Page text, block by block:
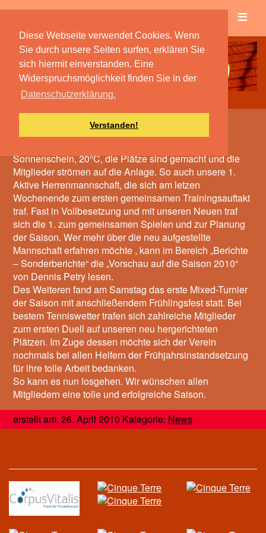
Diese Webseite verwendet Cookies. Wenn
Sie durch unsere Seiten surfen, erklären Sie
sich hiermit einverstanden. Eine
Widerspruchsmöglichkeit finden Sie in der
Datenschutzerklärung.
Verstanden!
≡
Vorschau auf die Saison
Sonnenschein, 20°C, die Plätze sind gemacht und die
Mitglieder strömen auf die Anlage. So auch unsere 1.
Aktive Herrenmannschaft, die sich am letzen
Wochenende zum ersten gemeinsamen Trainingsauftakt
traf. Fast in Vollbesetzung und mit unseren Neuen traf
sich die 1. zum gemeinsamen Spielen und zur Planung
der Saison. Wer mehr über die neu aufgestellte
Mannschaft erfahren möchte , kann im Bereich „Berichte
– Sonderberichte“ die „Vorschau auf die Saison 2010“
von Dennis Petry lesen.
Des Weiteren fand am Samstag das erste Mixed-Turnier
der Saison mit anschließendem Frühlingsfest statt. Bei
bestem Tenniswetter trafen sich zahlreiche Mitglieder
zum ersten Duell auf unseren neu hergerichteten
Plätzen. Im Zuge dessen möchte sich der Verein
nochmals bei allen Helfern der Frühjahrsinstandsetzung
für ihre tolle Arbeit bedanken.
So kann es nun losgehen. Wir wünschen allen
Mitgliedern eine tolle und erfolgreiche Saison.
erstellt am: 26. April 2010 Kategorie: News